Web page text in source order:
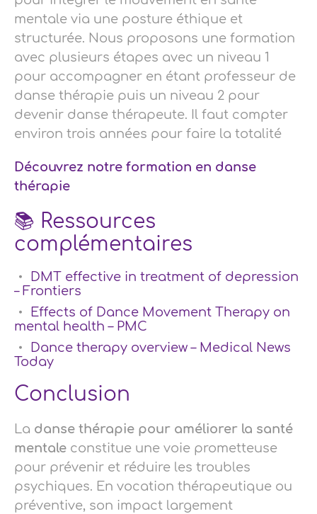
mentale via une posture éthique et
structurée. Nous proposons une formation
avec plusieurs étapes avec un niveau 1
pour accompagner en étant professeur de
danse thérapie puis un niveau 2 pour
devenir danse thérapeute. Il faut compter
environ trois années pour faire la totalité
Découvrez notre formation en danse
thérapie
📚 Ressources
complémentaires
DMT effective in treatment of depression
– Frontiers
Effects of Dance Movement Therapy on
mental health – PMC
Dance therapy overview – Medical News
Today
Conclusion
La danse thérapie pour améliorer la santé
mentale constitue une voie prometteuse
pour prévenir et réduire les troubles
psychiques. En vocation thérapeutique ou
préventive, son impact largement